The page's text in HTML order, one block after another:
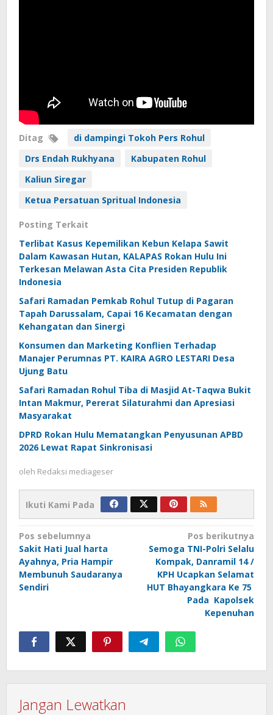
Ditag
di dampingi Tokoh Pers Rohul
Drs Endah Rukhyana
Kabupaten Rohul
Kaliun Siregar
Ketua Persatuan Spritual Indonesia
Posting Terkait
Terlibat Kasus Kepemilikan Kebun Kelapa Sawit
Dalam Kawasan Hutan, KALAPAS Rokan Hulu Ini
Terkesan Melawan Asta Cita Presiden Republik
Indonesia
Safari Ramadan Pemkab Rohul Tutup di Pagaran
Tapah Darussalam, Capai 16 Kecamatan dengan
Kehangatan dan Sinergi
Konsumen dan Marketing Konflien Terhadap
Manajer Perumnas PT. KAIRA AGRO LESTARI Desa
Ujung Batu
Safari Ramadan Rohul Tiba di Masjid At-Taqwa Bukit
Intan Makmur, Pererat Silaturahmi dan Apresiasi
Masyarakat
DPRD Rokan Hulu Mematangkan Penyusunan APBD
2026 Lewat Rapat Sinkronisasi
oleh Redaksi mediageser
Ikuti Kami Pada
Navigasi
pos
Pos sebelumnya
Sakit Hati Jual harta
Ayahnya, Pria Hampir
Membunuh Saudaranya
Sendiri
Pos berikutnya
Semoga TNI-Polri Selalu
Kompak, Danramil 14 /
KPH Ucapkan Selamat
HUT Bhayangkara Ke 75
Pada Kapolsek
Kepenuhan
Jangan Lewatkan